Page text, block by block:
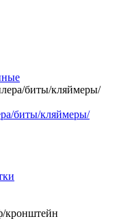
биты/кляймеры/